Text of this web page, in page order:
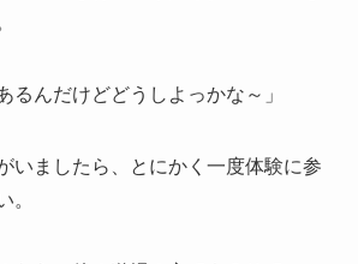
るんだけどどうしよっかな～」
いましたら、とにかく一度体験に参
。